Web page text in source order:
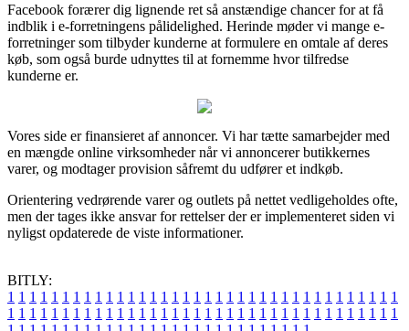
Facebook forærer dig lignende ret så anstændige chancer for at få
indblik i e-forretningens pålidelighed. Herinde møder vi mange e-
forretninger som tilbyder kunderne at formulere en omtale af deres
køb, som også burde udnyttes til at fornemme hvor tilfredse
kunderne er.
Vores side er finansieret af annoncer. Vi har tætte samarbejder med
en mængde online virksomheder når vi annoncerer butikkernes
varer, og modtager provision såfremt du udfører et indkøb.
Orientering vedrørende varer og outlets på nettet vedligeholdes ofte,
men der tages ikke ansvar for rettelser der er implementeret siden vi
nyligst opdaterede de viste informationer.
BITLY:
1 1 1 1 1 1 1 1 1 1 1 1 1 1 1 1 1 1 1 1 1 1 1 1 1 1 1 1 1 1 1 1 1 1 1 1
1 1 1 1 1 1 1 1 1 1 1 1 1 1 1 1 1 1 1 1 1 1 1 1 1 1 1 1 1 1 1 1 1 1 1 1